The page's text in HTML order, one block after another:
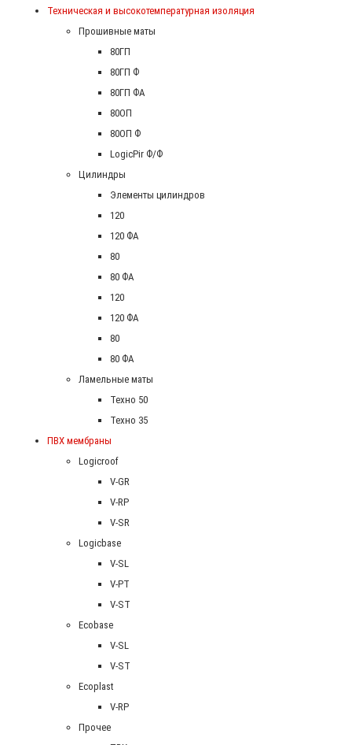
Техническая и высокотемпературная изоляция
Прошивные маты
80ГП
80ГП Ф
80ГП ФА
80ОП
80ОП Ф
LogicPir Ф/Ф
Цилиндры
Элементы цилиндров
120
120 ФА
80
80 ФА
120
120 ФА
80
80 ФА
Ламельные маты
Техно 50
Техно 35
ПВХ мембраны
Logicroof
V-GR
V-RP
V-SR
Logicbase
V-SL
V-PT
V-ST
Ecobase
V-SL
V-ST
Ecoplast
V-RP
Прочее